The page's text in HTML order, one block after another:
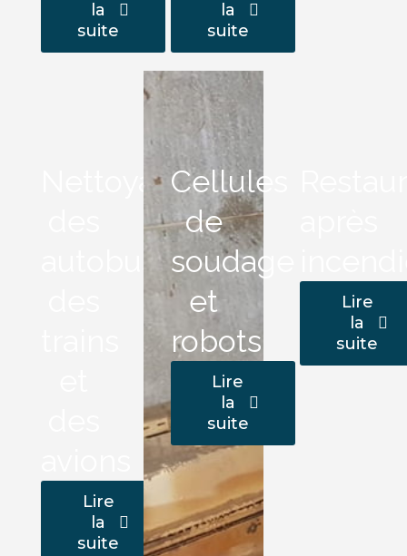
la
suite
la
suite
Nettoyage
autobus,
Lire
la
suite
Cellules
de
soudage
et
robots
Lire
la
suite
Lire
la
suite